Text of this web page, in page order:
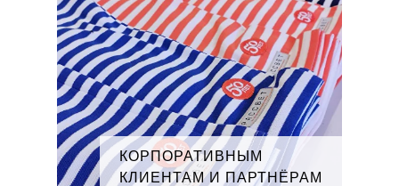
КОРПОРАТИВНЫМ
КЛИЕНТАМ И ПАРТНЁРАМ